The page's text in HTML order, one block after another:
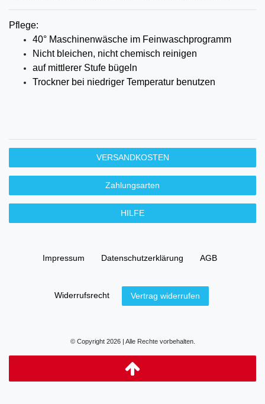
Pflege:
40° Maschinenwäsche im Feinwaschprogramm
Nicht bleichen, nicht chemisch reinigen
auf mittlerer Stufe bügeln
Trockner bei niedriger Temperatur benutzen
VERSANDKOSTEN
Zahlungsarten
HILFE
Impressum Daten­schutz­erklärung AGB
Widerrufs­recht Vertrag widerrufen
© Copyright 2026 | Alle Rechte vorbehalten.